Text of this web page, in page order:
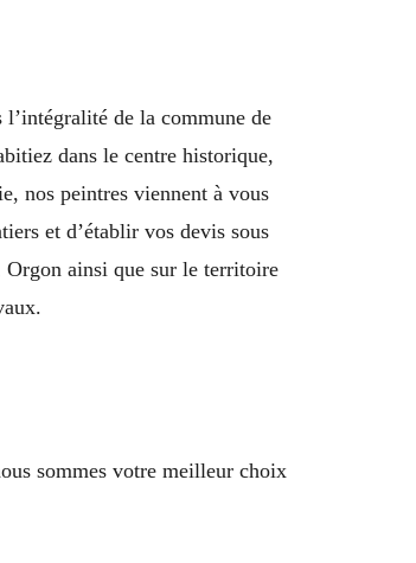
de la commune de
dans le centre historique,
nos peintres viennent à vous
et d’établir vos devis sous
Orgon ainsi que sur le territoire
sommes votre meilleur choix